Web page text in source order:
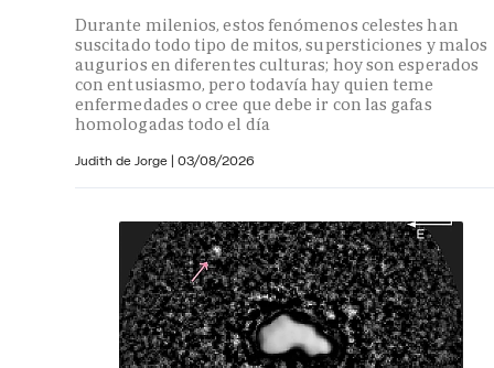
Durante milenios, estos fenómenos celestes han
suscitado todo tipo de mitos, supersticiones y malos
augurios en diferentes culturas; hoy son esperados
con entusiasmo, pero todavía hay quien teme
enfermedades o cree que debe ir con las gafas
homologadas todo el día
Judith de Jorge | 03/08/2026